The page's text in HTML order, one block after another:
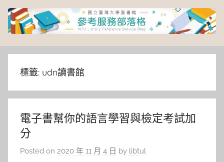
Skip
content
臺
灣
大
學
圖
標籤: udn讀書館
電子書幫你的語言學習與檢定考試加
分
Posted on 2020 年 11 月 4 日 by libtul